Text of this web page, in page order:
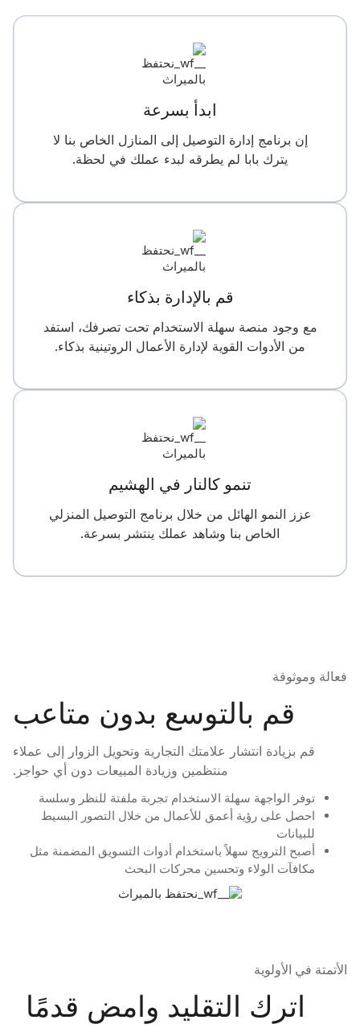
ابدأ بسرعة
إن برنامج إدارة التوصيل إلى المنازل الخاص بنا لا
يترك بابا لم يطرقه لبدء عملك في لحظة.
قم بالإدارة بذكاء
مع وجود منصة سهلة الاستخدام تحت تصرفك، استفد
من الأدوات القوية لإدارة الأعمال الروتينية بذكاء.
تنمو كالنار في الهشيم
عزز النمو الهائل من خلال برنامج التوصيل المنزلي
الخاص بنا وشاهد عملك ينتشر بسرعة.
فعالة وموثوقة
قم بالتوسع بدون متاعب
قم بزيادة انتشار علامتك التجارية وتحويل الزوار إلى عملاء
منتظمين وزيادة المبيعات دون أي حواجز.
توفر الواجهة سهلة الاستخدام تجربة ملفتة للنظر وسلسة
احصل على رؤية أعمق للأعمال من خلال التصور البسيط
للبيانات
أصبح الترويج سهلاً باستخدام أدوات التسويق المضمنة مثل
مكافآت الولاء وتحسين محركات البحث
الأتمتة في الأولوية
اترك التقليد وامض قدمًا